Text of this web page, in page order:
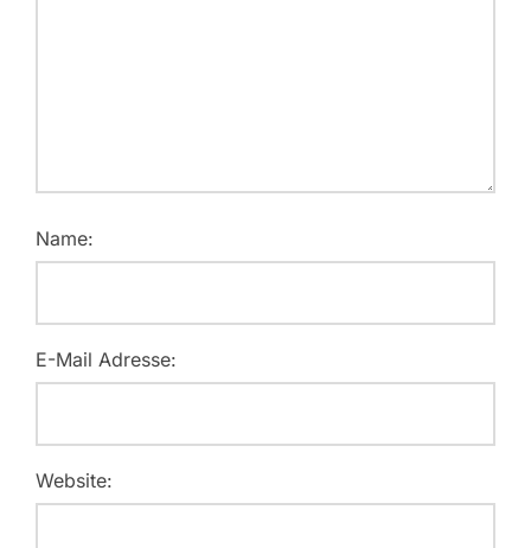
Name:
E-Mail Adresse:
Website: